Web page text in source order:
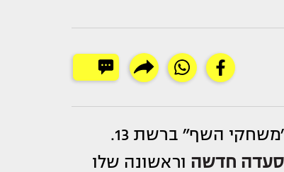
בעונה החדשה של ״משחקי השף״ ברשת 13.
חדשה וראשונה שלו